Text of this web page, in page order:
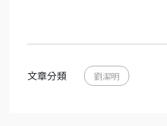
文章分類 劉潔明